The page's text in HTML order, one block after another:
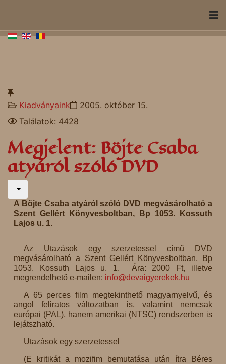
Kiadványaink
2005. október 15.
Találatok: 4428
Megjelent: Böjte Csaba
atyáról szóló DVD
A Böjte Csaba atyáról szóló DVD megvásárolható a
Szent Gellért Könyvesboltban, Bp 1053. Kossuth
Lajos u. 1.
Az Utazások egy szerzetessel című DVD
megvásárolható a Szent Gellért Könyvesboltban, Bp
1053. Kossuth Lajos u. 1. Ára: 2000 Ft, illetve
megrendelhető e-mailen: info@devaigyerekek.hu
A 65 perces film megtekinthető magyarnyelvű, és
angol feliratos változatban is, valamint nemcsak
európai (PAL), hanem amerikai (NTSC) rendszerben is
lejátszható.
Utazások egy szerzetessel
(E kritikát a mozifim bemutatása után ítra Béres